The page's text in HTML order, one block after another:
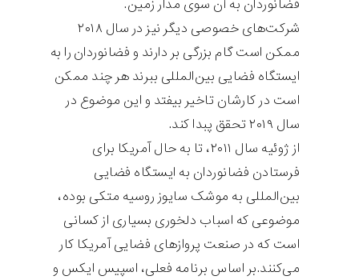
فضانوردان به آن سوی مدار زمین.
شرکت‌های خصوصی دیگر نیز در سال ۲۰۱۸
ممکن است گام بزرگی بر دارند و فضانوردان را به
ایستگاه فضایی بین‌المللی ببرند هر چند ممکن
است در کارشان تاخیر بیفتد و این موضوع در
سال ۲۰۱۹ تحقق پبدا کند.
از ژوئیه سال ۲۰۱۱، تا به حال آمریکا برای
فرستادن فضانوردان به ایستگاه فضایی
بین‌المللی به موشک سایوز روسیه متکی بوده،
موضوعی که اسباب دلخوری بسیاری از کسانی
است که در صنعت پروازهای فضایی آمریکا کار
می‌کنند.بر اساس برنامه فعلی، اسپیس ایکس و